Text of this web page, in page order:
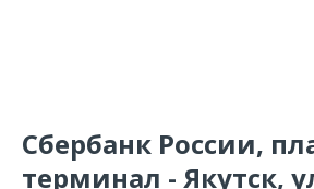
Сбербанк России,
терминал - Якутск,